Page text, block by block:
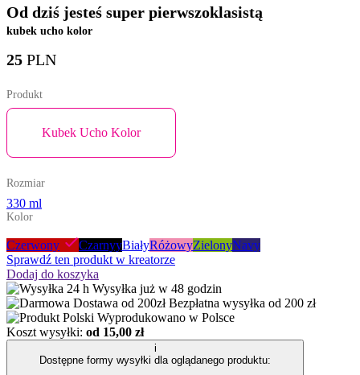
Od dziś jesteś super pierwszoklasistą
kubek ucho kolor
25 PLN
Produkt
Kubek Ucho Kolor
Rozmiar
330 ml
Kolor
Czerwony CzarnyyBiałyRóżowyZielonyNavy
Sprawdź ten produkt w kreatorze
Dodaj do koszyka
Wysyłka już w 48 godzin
Bezpłatna wysyłka od 200 zł
Wyprodukowano w Polsce
Koszt wysyłki: od 15,00 zł
i
Dostępne formy wysyłki dla oglądanego produktu: